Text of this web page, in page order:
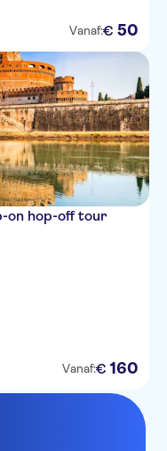
Vanaf:€ 50
on hop-off tour
Vanaf:€ 160